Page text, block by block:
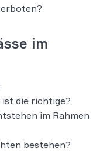
im
die richtige?
im Rahmen
bestehen?